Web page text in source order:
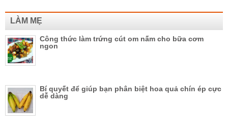
LÀM MẸ
Công thức làm trứng cút om nấm cho bữa cơm
ngon
Bí quyết để giúp bạn phân biệt hoa quả chín ép cực
dễ dàng